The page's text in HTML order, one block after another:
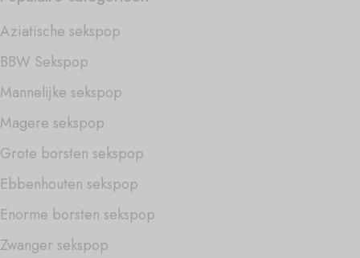
Aziatische sekspop
BBW Sekspop
Mannelijke sekspop
Magere sekspop
Grote borsten sekspop
Ebbenhouten sekspop
Enorme borsten sekspop
Zwanger sekspop